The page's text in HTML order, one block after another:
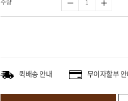
수량
퀵배송 안내 무이자할부